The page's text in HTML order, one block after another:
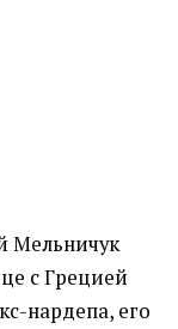
Мельничук
с Грецией
нардепа, его